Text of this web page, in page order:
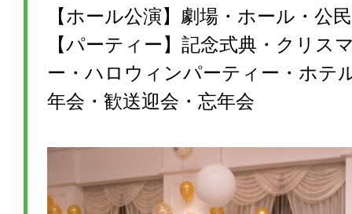
【ホール公演】劇場・ホール・公
【パーティー】記念式典・クリス
ー・ハロウィンパーティー・ホテ
年会・歓送迎会・忘年会